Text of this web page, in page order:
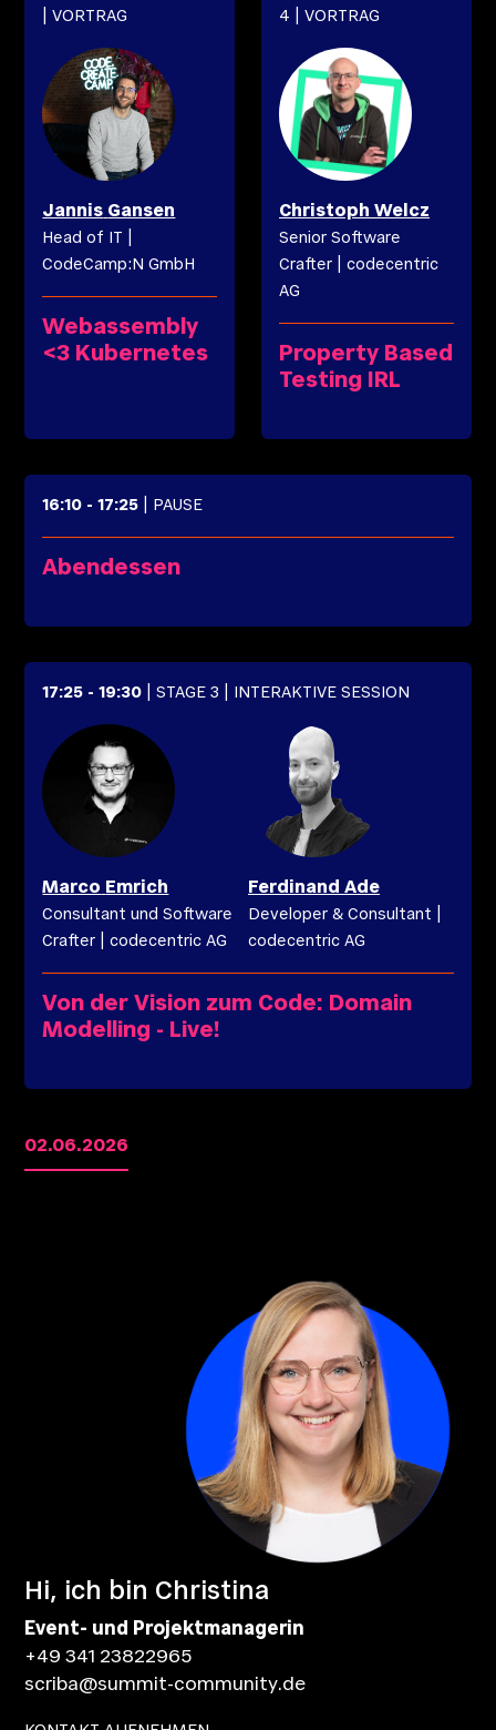
| VORTRAG
Jannis Gansen
Head of IT
CodeCamp:N GmbH
Webassembly
<3 Kubernetes
4 | VORTRAG
Christoph Welcz
Senior Software
Crafter
codecentric
AG
Property Based
Testing IRL
16:10 -17:25 | PAUSE
Abendessen
17:25 -19:30 | STAGE 3 | INTERAKTIVE SESSION
Marco Emrich
Consultant und Software
Crafter |codecentric AG
Ferdinand Ade
Developer & Consultant
codecentric AG
Von der Vision zum Code: Domain
Modelling - Live!
02.06.2026
Hi, ich bin Christina
Event- und Projektmanagerin
+49 341 23822965
scriba@summit-community.de